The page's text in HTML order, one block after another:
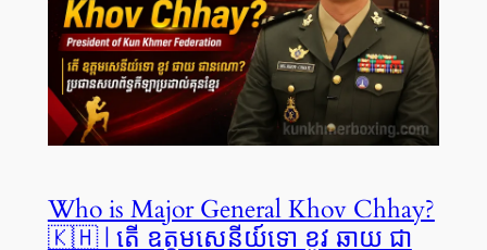
Who is Major General Khov Chhay?
🇰🇭 | តើ ឧត្តមសេនីយ៍ទោ ខូវ ឆាយ ជា